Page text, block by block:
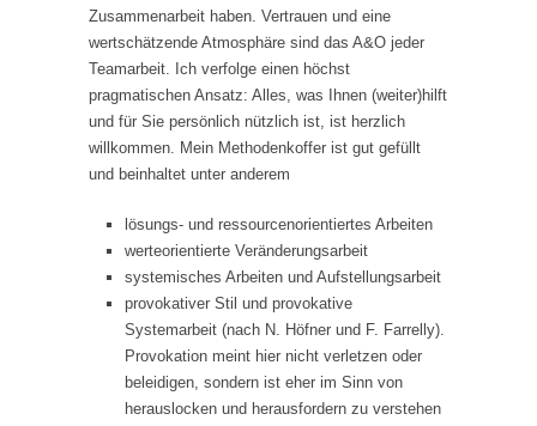
Zusammenarbeit haben. Vertrauen und eine
wertschätzende Atmosphäre sind das A&O jeder
Teamarbeit. Ich verfolge einen höchst
pragmatischen Ansatz: Alles, was Ihnen (weiter)hilft
und für Sie persönlich nützlich ist, ist herzlich
willkommen. Mein Methodenkoffer ist gut gefüllt
und beinhaltet unter anderem
lösungs- und ressourcenorientiertes Arbeiten
werteorientierte Veränderungsarbeit
systemisches Arbeiten und Aufstellungsarbeit
provokativer Stil und provokative
Systemarbeit (nach N. Höfner und F. Farrelly).
Provokation meint hier nicht verletzen oder
beleidigen, sondern ist eher im Sinn von
herauslocken und herausfordern zu verstehen